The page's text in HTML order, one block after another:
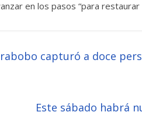
en los pasos “para
capturó a doce
Este sábado habrá